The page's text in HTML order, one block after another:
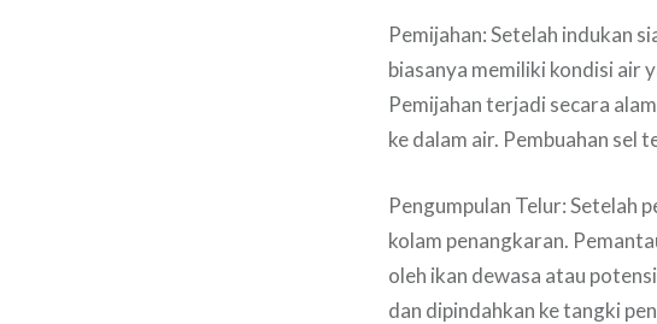
Pemijahan: Setelah indukan
biasanya memiliki kondisi air
Pemijahan terjadi secara
ke dalam air. Pembuahan sel
Pengumpulan Telur: Setelah
kolam penangkaran.
oleh ikan dewasa atau
dan dipindahkan ke tangki